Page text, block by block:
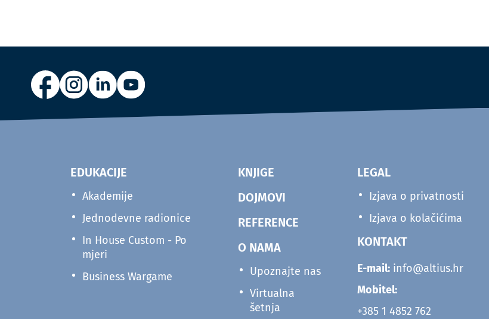
EDUKACIJE
Akademije
Jednodevne radionice
In House Custom - Po
mjeri
Business Wargame
KNJIGE
DOJMOVI
REFERENCE
O NAMA
Upoznajte nas
Virtualna
šetnja
LEGAL
Izjava o privatnosti
Izjava o kolačićima
KONTAKT
E-mail: info@altius.hr
Mobitel:
+385 1 4852 762